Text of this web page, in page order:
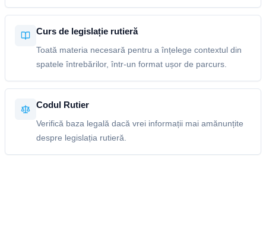
Curs de legislație rutieră
Toată materia necesară pentru a înțelege contextul din
spatele întrebărilor, într-un format ușor de parcurs.
Codul Rutier
Verifică baza legală dacă vrei informații mai amănunțite
despre legislația rutieră.